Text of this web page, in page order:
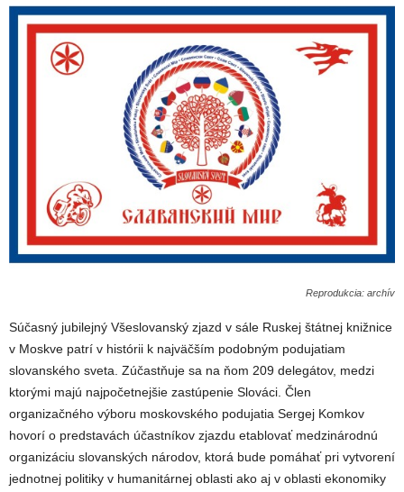
Reprodukcia: archív
Súčasný jubilejný Všeslovanský zjazd v sále Ruskej štátnej knižnice
v Moskve patrí v histórii k najväčším podobným podujatiam
slovanského sveta. Zúčastňuje sa na ňom 209 delegátov, medzi
ktorými majú najpočetnejšie zastúpenie Slováci. Člen
organizačného výboru moskovského podujatia Sergej Komkov
hovorí o predstavách účastníkov zjazdu etablovať medzinárodnú
organizáciu slovanských národov, ktorá bude pomáhať pri vytvorení
jednotnej politiky v humanitárnej oblasti ako aj v oblasti ekonomiky